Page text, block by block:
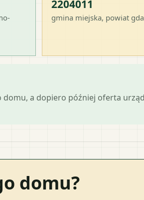
2204011
gmina miejska, powiat
domu, a dopiero później oferta
domu?